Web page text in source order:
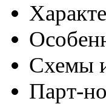
Схемы
Парт-